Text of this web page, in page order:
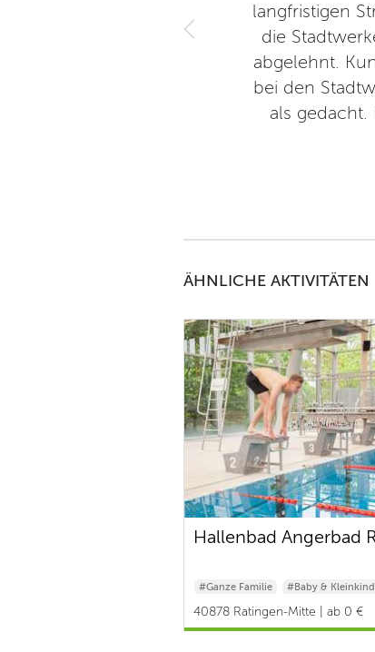
vorzeitiger Wechsel wurde
langfristigen
die
abgelehnt.
bei den
als
ÄHNLICHE AKTIVITÄTEN
Hallenbad Angerbad
#Ganze Familie
#Baby & Kleinkind
#Schulkind
40878 Ratingen-Mitte | ab 0 €